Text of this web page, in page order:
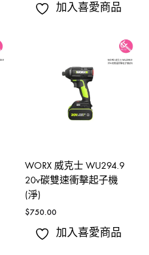
加入喜愛商品
WORX 威克士 WU294.9
20v碳雙速衝擊起子機
(淨)
$750.00
加入喜愛商品